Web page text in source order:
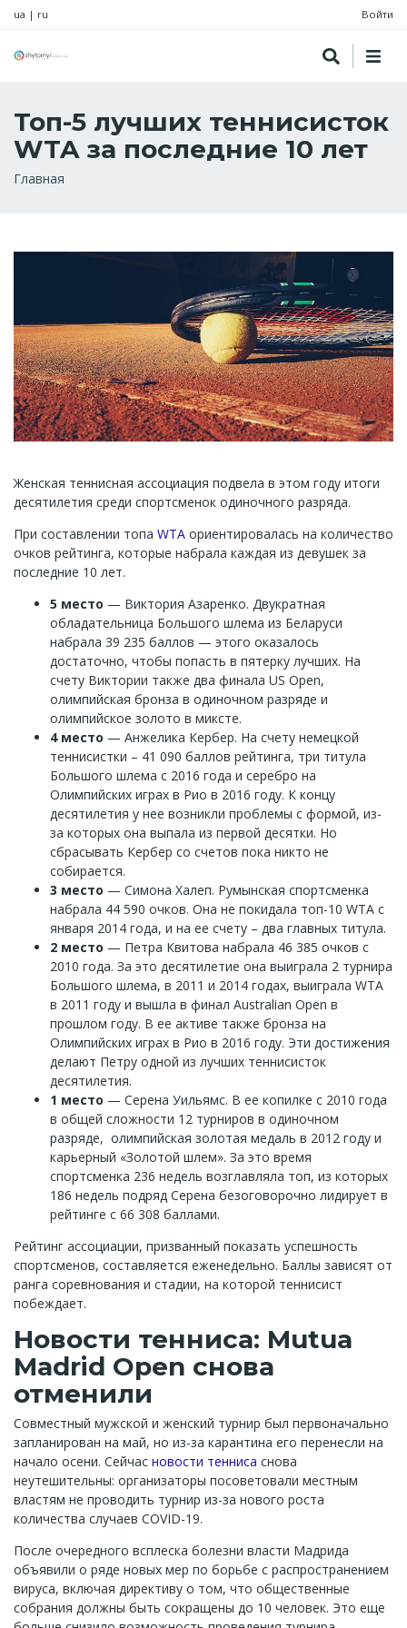
ua | ru Войти
Топ-5 лучших теннисисток
WTA за последние 10 лет
Строка
Главная
Женская теннисная ассоциация подвела в этом году итоги
десятилетия среди спортсменок одиночного разряда.
При составлении топа WTA ориентировалась на количество
очков рейтинга, которые набрала каждая из девушек за
последние 10 лет.
5 место — Виктория Азаренко. Двукратная
обладательница Большого шлема из Беларуси
набрала 39 235 баллов — этого оказалось
достаточно, чтобы попасть в пятерку лучших. На
счету Виктории также два финала US Open,
олимпийская бронза в одиночном разряде и
олимпийское золото в миксте.
4 место — Анжелика Кербер. На счету немецкой
теннисистки – 41 090 баллов рейтинга, три титула
Большого шлема с 2016 года и серебро на
Олимпийских играх в Рио в 2016 году. К концу
десятилетия у нее возникли проблемы с формой, из-
за которых она выпала из первой десятки. Но
сбрасывать Кербер со счетов пока никто не
собирается.
3 место — Симона Халеп. Румынская спортсменка
набрала 44 590 очков. Она не покидала топ-10 WTA с
января 2014 года, и на ее счету – два главных титула.
2 место — Петра Квитова набрала 46 385 очков с
2010 года. За это десятилетие она выиграла 2 турнира
Большого шлема, в 2011 и 2014 годах, выиграла WTA
в 2011 году и вышла в финал Australian Open в
прошлом году. В ее активе также бронза на
Олимпийских играх в Рио в 2016 году. Эти достижения
делают Петру одной из лучших теннисисток
десятилетия.
1 место — Серена Уильямс. В ее копилке с 2010 года
в общей сложности 12 турниров в одиночном
разряде, олимпийская золотая медаль в 2012 году и
карьерный «Золотой шлем». За это время
спортсменка 236 недель возглавляла топ, из которых
186 недель подряд Серена безоговорочно лидирует в
рейтинге с 66 308 баллами.
Рейтинг ассоциации, призванный показать успешность
спортсменов, составляется еженедельно. Баллы зависят от
ранга соревнования и стадии, на которой теннисист
побеждает.
Новости тенниса: Mutua
Madrid Open снова
отменили
Совместный мужской и женский турнир был первоначально
запланирован на май, но из-за карантина его перенесли на
начало осени. Сейчас новости тенниса снова
неутешительны: организаторы посоветовали местным
властям не проводить турнир из-за нового роста
количества случаев COVID-19.
После очередного всплеска болезни власти Мадрида
объявили о ряде новых мер по борьбе с распространением
вируса, включая директиву о том, что общественные
собрания должны быть сокращены до 10 человек. Это еще